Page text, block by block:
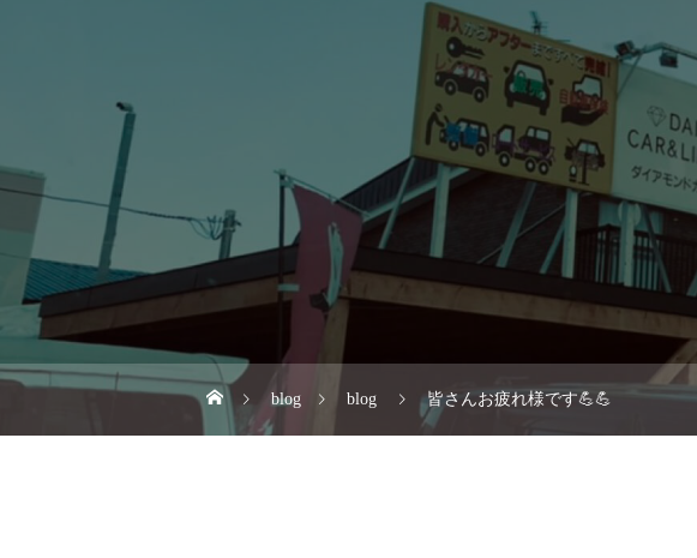
blog blog 皆さんお疲れ様です💪💪